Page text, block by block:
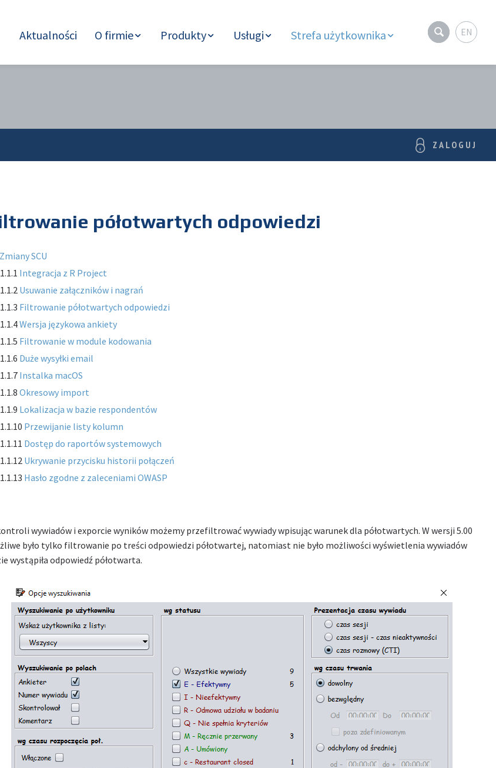
EN
Aktualności O firmie Produkty Usługi Strefa użytkownika
ZALOGUJ
półotwartych odpowiedzi
Zmiany SCU
1.1.1 Integracja z R Project
1.1.2 Usuwanie załączników i nagrań
1.1.3 Filtrowanie półotwartych odpowiedzi
1.1.4Wersja językowa ankiety
1.1.5 Filtrowanie w module kodowania
1.1.6 Duże wysyłki email
1.1.7 Instalka macOS
1.1.8 Okresowy import
1.1.9 Lokalizacja w bazie respondentów
1.1.10 Przewijanie listy kolumn
1.1.11 Dostęp do raportów systemowych
1.1.12 Ukrywanie przycisku historii połączeń
1.1.13 Hasło zgodne z zaleceniami OWASP
wywiadów i exporcie wyników możemy przefiltrować wywiady wpisując warunek dla półotwartych. W wersji 5.00
było tylko filtrowanie po treści odpowiedzi półotwartej, natomiast nie było możliwości wyświetlenia wywiadów
wystąpiła odpowiedź półotwarta.